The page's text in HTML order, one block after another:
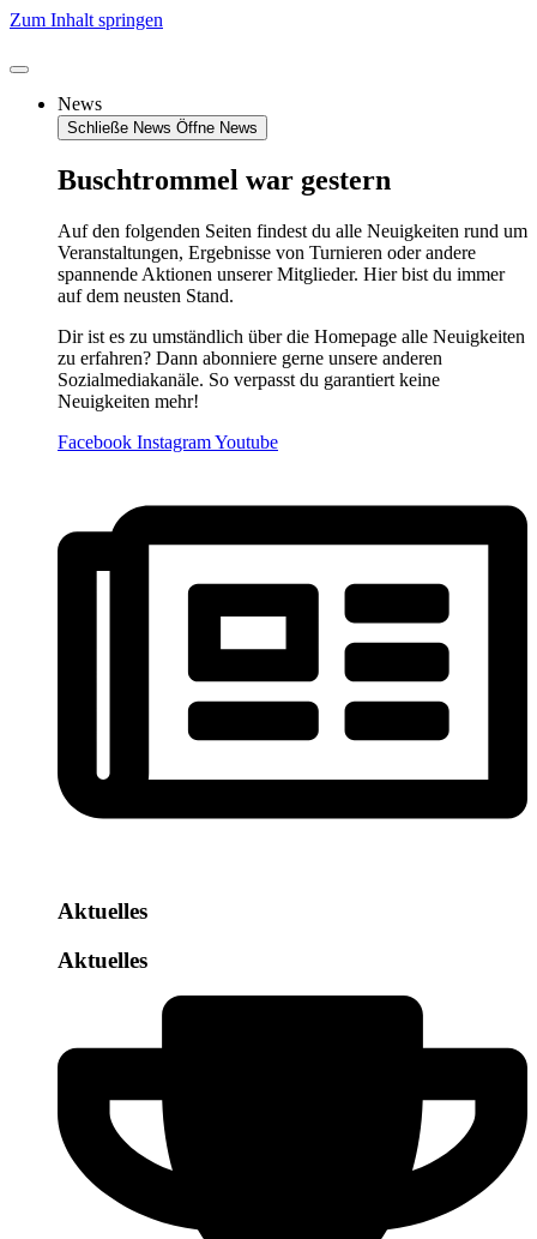
Zum Inhalt springen
News
Schließe News Öffne News
Buschtrommel war gestern
Auf den folgenden Seiten findest du alle Neuigkeiten rund um
Veranstaltungen, Ergebnisse von Turnieren oder andere
spannende Aktionen unserer Mitglieder. Hier bist du immer
auf dem neusten Stand.
Dir ist es zu umständlich über die Homepage alle Neuigkeiten
zu erfahren? Dann abonniere gerne unsere anderen
Sozialmediakanäle. So verpasst du garantiert keine
Neuigkeiten mehr!
Facebook InstagramYoutube
Aktuelles
Aktuelles